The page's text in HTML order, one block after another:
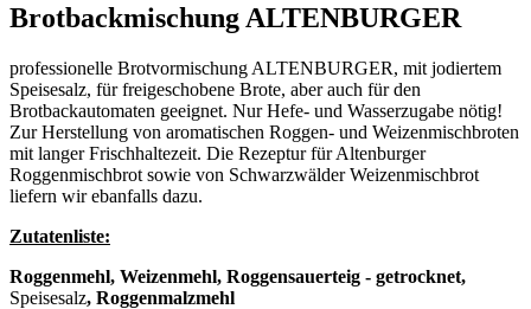
Brotbackmischung ALTENBURGER
professionelle Brotvormischung ALTENBURGER, mit jodiertem
Speisesalz, für freigeschobene Brote, aber auch für den
Brotbackautomaten geeignet. Nur Hefe- und Wasserzugabe nötig!
Zur Herstellung von aromatischen Roggen- und Weizenmischbroten
mit langer Frischhaltezeit. Die Rezeptur für Altenburger
Roggenmischbrot sowie von Schwarzwälder Weizenmischbrot
liefern wir ebanfalls dazu.
Zutatenliste:
Roggenmehl, Weizenmehl, Roggensauerteig - getrocknet,
Speisesalz, Roggenmalzmehl